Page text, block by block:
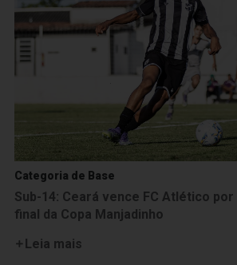
Categoria de Base
Sub-14: Ceará vence FC Atlético por
final da Copa Manjadinho
Leia mais